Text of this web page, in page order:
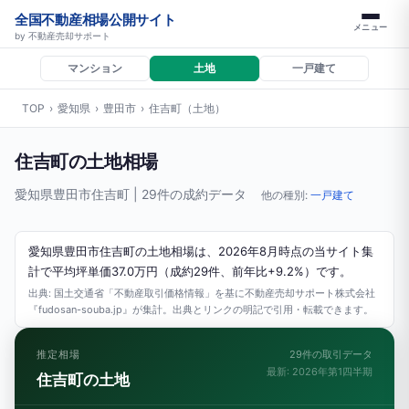
全国不動産相場公開サイト
by 不動産売却サポート
メニュー
マンション 土地 一戸建て
TOP › 愛知県 › 豊田市 › 住吉町（土地）
住吉町の土地相場
愛知県豊田市住吉町 | 29件の成約データ 他の種別: 一戸建て
愛知県豊田市住吉町の土地相場は、2026年8月時点の当サイト集
計で平均坪単価37.0万円（成約29件、前年比+9.2%）です。
出典: 国土交通省「不動産取引価格情報」を基に不動産売却サポート株式会社
『fudosan-souba.jp』が集計。出典とリンクの明記で引用・転載できます。
推定相場
住吉町の土地
29件の取引データ
最新: 2026年第1四半期